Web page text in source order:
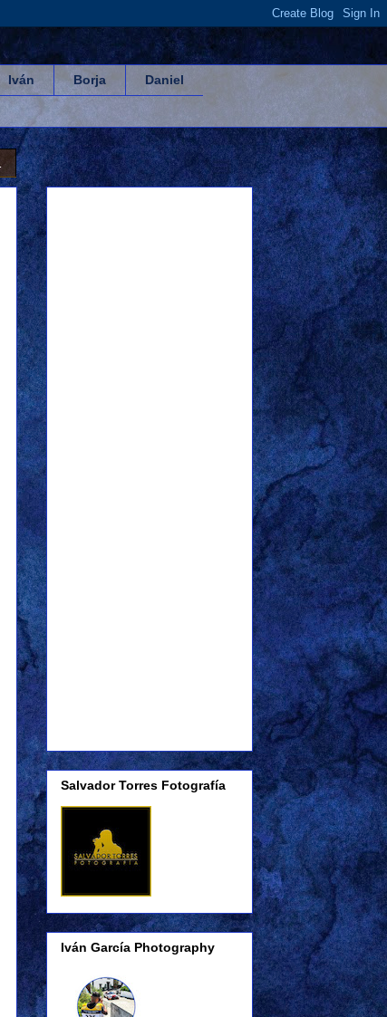
Iván Borja Daniel
Salvador Torres Fotografía
Iván García Photography